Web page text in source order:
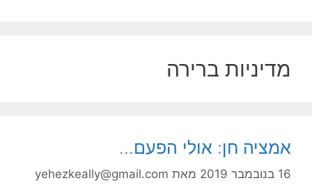
מדיניות ברירה
אמציה חן: אולי הפעם…
16 בנובמבר 2019 מאת yehezkeally@gmail.com